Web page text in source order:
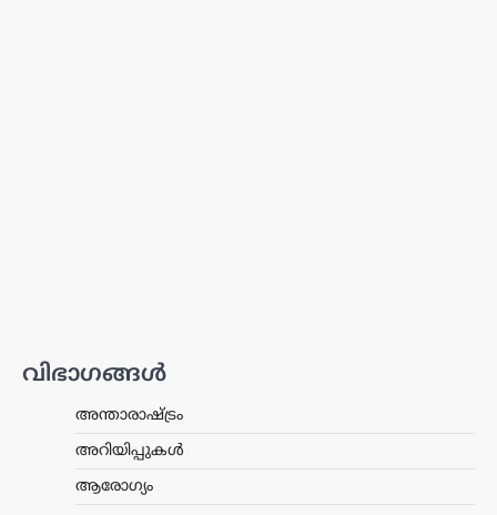
വിഭാഗങ്ങൾ
അന്താരാഷ്ട്രം
അറിയിപ്പുകൾ
ആരോഗ്യം
ടൊറന്റോ മാസ്റ്റേഴ്സ്:
സ്വിയാടെക്കും
പ്രീക്വാർട്ടറിൽ; പെഗുലയും
മുന്നേറി
ന്യൂസ് ഡെസ്ക്
ഓഗസ്റ്റ്‌ 7, 2026